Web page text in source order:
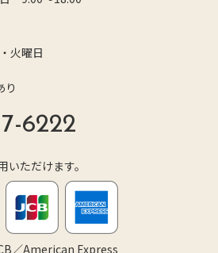
火曜日
り
6222
ただけます。
／American Express